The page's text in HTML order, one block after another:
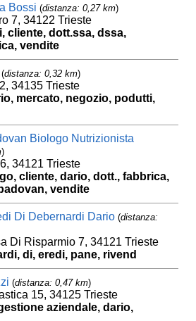
Bossi (distanza: 0,27 km)
7, 34122 Trieste
cliente, dott.ssa, dssa,
vendite
(distanza: 0,32 km)
34135 Trieste
mercato, negozio, podutti,
Biologo Nutrizionista
)
34121 Trieste
cliente, dario, dott., fabbrica,
vendite
Di Debernardi Dario (distanza:
Di Risparmio 7, 34121 Trieste
di, eredi, pane, rivend
(distanza: 0,47 km)
15, 34125 Trieste
aziendale, dario,